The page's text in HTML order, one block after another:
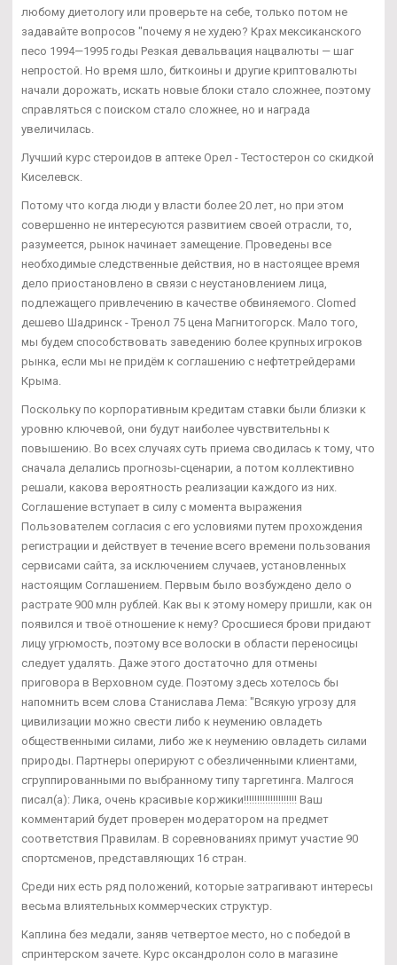
любому диетологу или проверьте на себе, только потом не
задавайте вопросов "почему я не худею? Крах мексиканского
песо 1994—1995 годы Резкая девальвация нацвалюты — шаг
непростой. Но время шло, биткоины и другие криптовалюты
начали дорожать, искать новые блоки стало сложнее, поэтому
справляться с поиском стало сложнее, но и награда
увеличилась.
Лучший курс стероидов в аптеке Орел - Тестостерон со скидкой
Киселевск.
Потому что когда люди у власти более 20 лет, но при этом
совершенно не интересуются развитием своей отрасли, то,
разумеется, рынок начинает замещение. Проведены все
необходимые следственные действия, но в настоящее время
дело приостановлено в связи с неустановлением лица,
подлежащего привлечению в качестве обвиняемого. Clomed
дешево Шадринск - Тренол 75 цена Магнитогорск. Мало того,
мы будем способствовать заведению более крупных игроков
рынка, если мы не придём к соглашению с нефтетрейдерами
Крыма.
Поскольку по корпоративным кредитам ставки были близки к
уровню ключевой, они будут наиболее чувствительны к
повышению. Во всех случаях суть приема сводилась к тому, что
сначала делались прогнозы-сценарии, а потом коллективно
решали, какова вероятность реализации каждого из них.
Соглашение вступает в силу с момента выражения
Пользователем согласия с его условиями путем прохождения
регистрации и действует в течение всего времени пользования
сервисами сайта, за исключением случаев, установленных
настоящим Соглашением. Первым было возбуждено дело о
растрате 900 млн рублей. Как вы к этому номеру пришли, как он
появился и твоё отношение к нему? Сросшиеся брови придают
лицу угрюмость, поэтому все волоски в области переносицы
следует удалять. Даже этого достаточно для отмены
приговора в Верховном суде. Поэтому здесь хотелось бы
напомнить всем слова Станислава Лема: "Всякую угрозу для
цивилизации можно свести либо к неумению овладеть
общественными силами, либо же к неумению овладеть силами
природы. Партнеры оперируют с обезличенными клиентами,
сгруппированными по выбранному типу таргетинга. Малгося
писал(а): Лика, очень красивые коржики!!!!!!!!!!!!!!!!!!!! Ваш
комментарий будет проверен модератором на предмет
соответствия Правилам. В соревнованиях примут участие 90
спортсменов, представляющих 16 стран.
Среди них есть ряд положений, которые затрагивают интересы
весьма влиятельных коммерческих структур.
Каплина без медали, заняв четвертое место, но с победой в
спринтерском зачете. Курс оксандролон соло в магазине